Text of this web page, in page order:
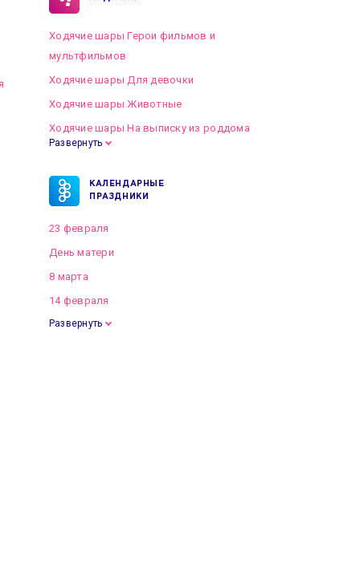
Ходячие шары Герои фильмов и
мультфильмов
Ходячие шары Для девочки
Ходячие шары Животные
Ходячие шары На выписку из роддома
Развернуть
КАЛЕНДАРНЫЕ
ПРАЗДНИКИ
23 февраля
День матери
8 марта
14 февраля
Развернуть